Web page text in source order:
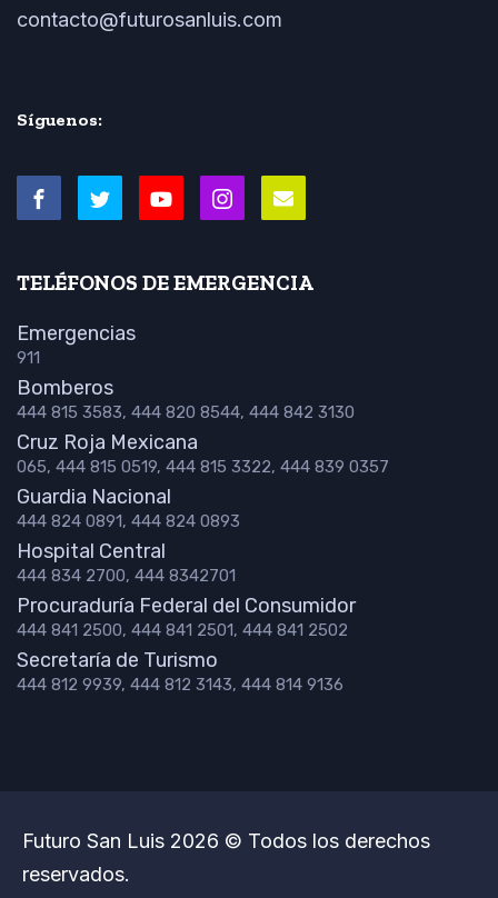
contacto@futurosanluis.com
Síguenos:
TELÉFONOS DE EMERGENCIA
Emergencias
911
Bomberos
444 815 3583, 444 820 8544, 444 842 3130
Cruz Roja Mexicana
065, 444 815 0519, 444 815 3322, 444 839 0357
Guardia Nacional
444 824 0891, 444 824 0893
Hospital Central
444 834 2700, 444 8342701
Procuraduría Federal del Consumidor
444 841 2500, 444 841 2501, 444 841 2502
Secretaría de Turismo
444 812 9939, 444 812 3143, 444 814 9136
Futuro San Luis 2026 © Todos los derechos
reservados.